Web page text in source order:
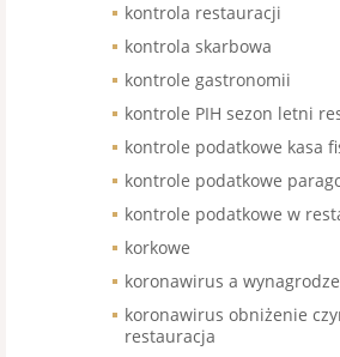
kontrola restauracji
kontrola skarbowa
kontrole gastronomii
kontrole PIH sezon letni
kontrole podatkowe kasa
kontrole podatkowe
kontrole podatkowe w
korkowe
koronawirus a
koronawirus obniżenie
restauracja